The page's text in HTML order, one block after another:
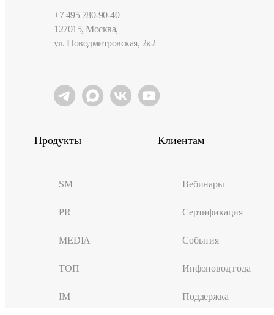
+7 495 780-90-40
127015, Москва,
ул. Новодмитровская, 2к2
Продукты
SM
PR
MEDIA
ТОП
IM
Клиентам
Вебинары
Сертификация
События
Инфоповод года
Поддержка